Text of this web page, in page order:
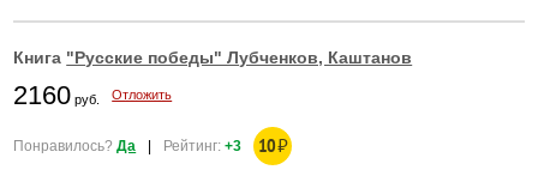
Книга "Русские победы" Лубченков, Каштанов
2160 руб. Отложить
Понравилось?Да | Рейтинг:+3 10₽